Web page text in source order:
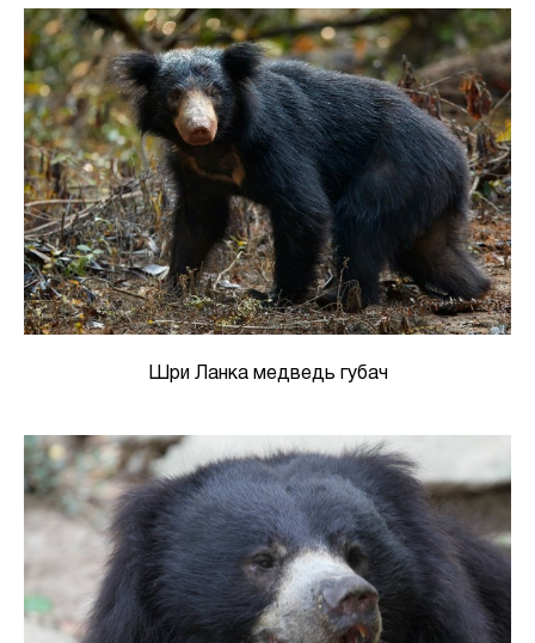
Шри Ланка медведь губач